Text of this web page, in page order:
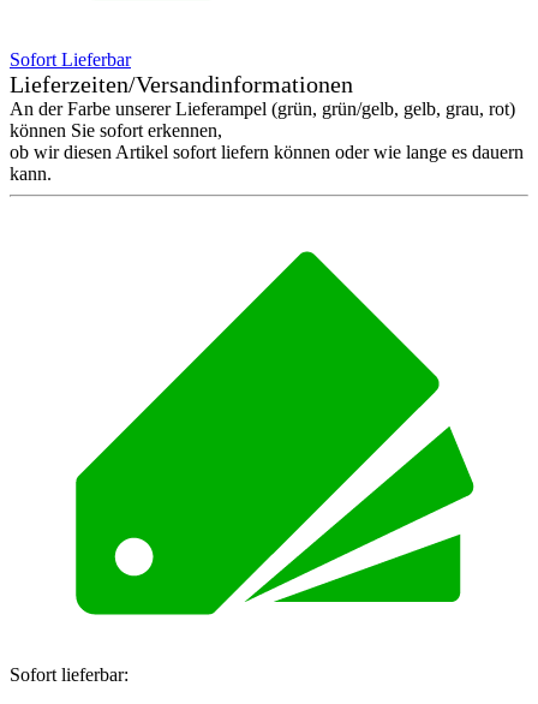
Sofort Lieferbar
Lieferzeiten/Versandinformationen
An der Farbe unserer Lieferampel (grün, grün/gelb, gelb, grau, rot)
können Sie sofort erkennen,
ob wir diesen Artikel sofort liefern können oder wie lange es dauern
kann.
Sofort lieferbar: